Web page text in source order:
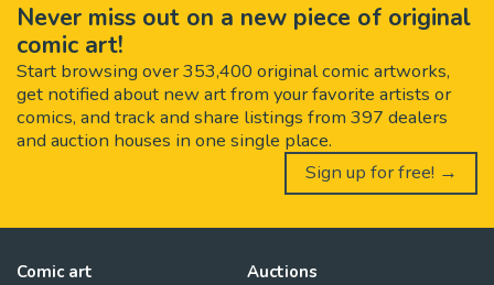
Never miss out on a new piece of original
comic art!
Start browsing over 353,400 original comic artworks,
get notified about new art from your favorite artists or
comics, and track and share listings from 397 dealers
and auction houses in one single place.
Sign up for free! →
Comic art Auctions